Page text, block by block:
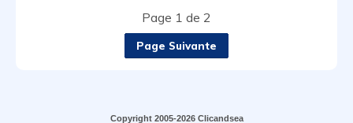
Page 1 de 2
Page Suivante
Copyright 2005-2026 Clicandsea